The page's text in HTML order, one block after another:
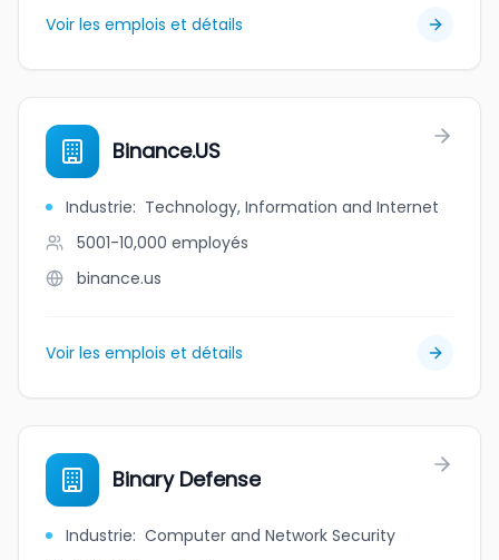
Voir les emplois et détails
Binance.US
Industrie: Technology, Information and Internet
5001-10,000 employés
binance.us
Voir les emplois et détails
Binary Defense
Industrie: Computer and Network Security